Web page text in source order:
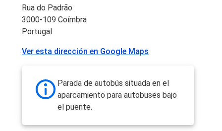
Rua do Padrão
3000-109 Coímbra
Portugal
Ver esta dirección en Google Maps
Parada de autobús situada en el
aparcamiento para autobuses bajo
el puente.